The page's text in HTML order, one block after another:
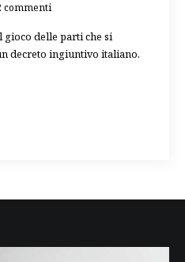
commenti
delle parti che si
decreto ingiuntivo italiano.